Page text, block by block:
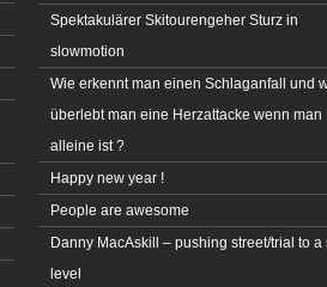
Spektakulärer Skitourengeher Sturz in
slowmotion
Wie erkennt man einen Schlaganfall und
überlebt man eine Herzattacke wenn man
alleine ist ?
Happy new year !
People are awesome
Danny MacAskill – pushing street/trial to a
level